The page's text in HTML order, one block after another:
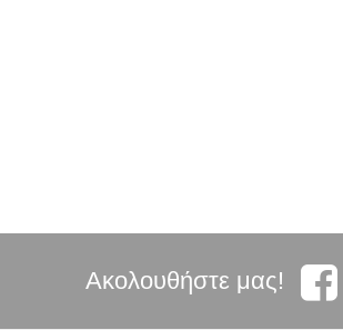
Ακολουθήστε μας!